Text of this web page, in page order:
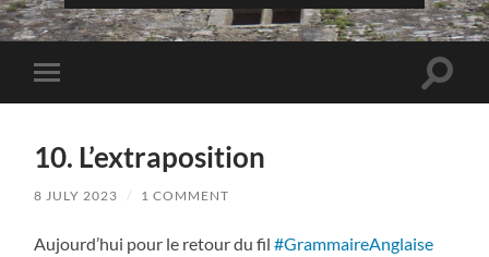
Toggle
mobile
Toggle
10. L’extraposition
8 JULY 2023 / 1 COMMENT
Aujourd’hui pour le retour du fil#GrammaireAnglaise